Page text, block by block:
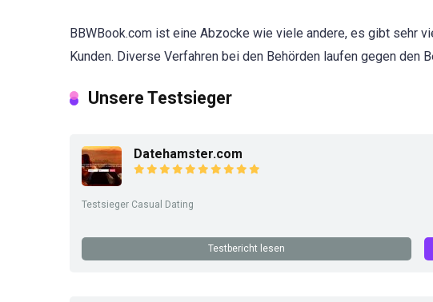
BBWBook.com ist eine Abzocke wie viele andere, es gibt sehr
Kunden. Diverse Verfahren bei den Behörden laufen gegen den
Unsere Testsieger
Datehamster.com
Testsieger Casual Dating
Testbericht lesen